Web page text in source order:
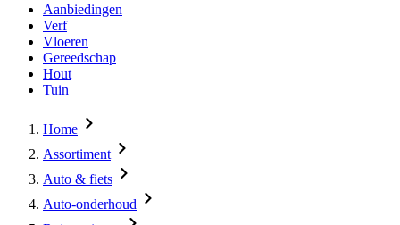
Aanbiedingen
Verf
Vloeren
Gereedschap
Hout
Tuin
Home
Assortiment
Auto & fiets
Auto-onderhoud